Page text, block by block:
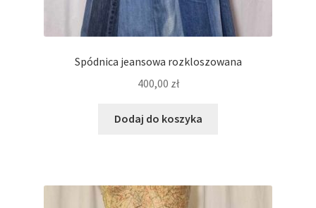
Spódnica jeansowa rozkloszowana
400,00 zł
Dodaj do koszyka